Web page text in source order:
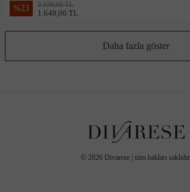
%23 2.139,00 TL
1.649,00 TL
Daha fazla göster
© 2026 Divarese | tüm hakları saklıdır.